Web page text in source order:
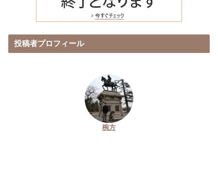
投稿者プロフィール
椀方